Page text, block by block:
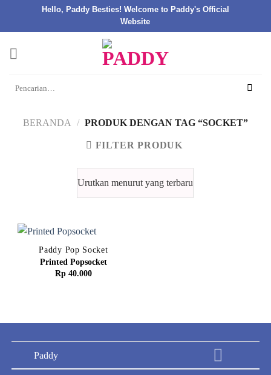
Hello, Paddy Besties! Welcome to Paddy's Official
Website
BERANDA / PRODUK DENGAN TAG “SOCKET”
FILTER PRODUK
Paddy Pop Socket
Printed Popsocket
Rp40.000
Paddy